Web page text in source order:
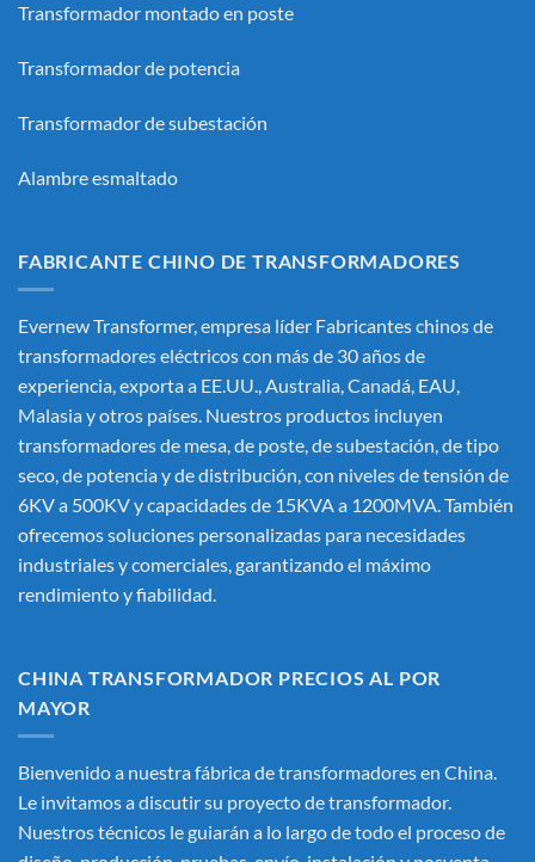
Transformador montado en poste
Transformador de potencia
Transformador de subestación
Alambre esmaltado
FABRICANTE CHINO DE TRANSFORMADORES
Evernew Transformer, empresa líder Fabricantes chinos de
transformadores eléctricoscon más de 30 años de
experiencia, exporta a EE.UU., Australia, Canadá, EAU,
Malasia y otros países. Nuestros productos incluyen
transformadores de mesa, de poste, de subestación, de tipo
seco, de potencia y de distribución, con niveles de tensión de
6KV a 500KV y capacidades de 15KVA a 1200MVA. También
ofrecemos soluciones personalizadas para necesidades
industriales y comerciales, garantizando el máximo
rendimiento y fiabilidad.
CHINA TRANSFORMADOR PRECIOS AL POR
MAYOR
Bienvenido a nuestra fábrica de transformadores en China.
Le invitamos a discutir su proyecto de transformador.
Nuestros técnicos le guiarán a lo largo de todo el proceso de